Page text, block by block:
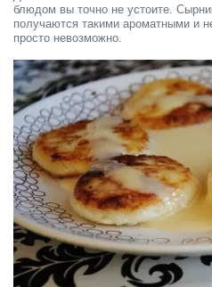
блюдом вы точно не устоите.
получаются такими ароматными и
просто невозможно.